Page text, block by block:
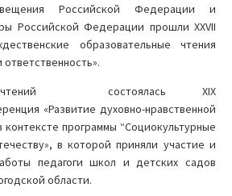
Российской Федерации и
Российской Федерации прошли XXVII
образовательные чтения
состоялась XIX
«Развитие духовно-нравственной
программы “Социокультурные
в которой приняли участие и
педагоги школ и детских садов
области.